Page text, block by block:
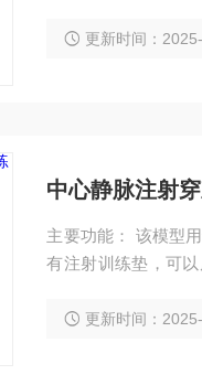
踝），按压或穿刺后
更新时间：
中心静脉注射
主要功能： 该模型
有注射训练垫，可
长导管的插入训练
更新时间：